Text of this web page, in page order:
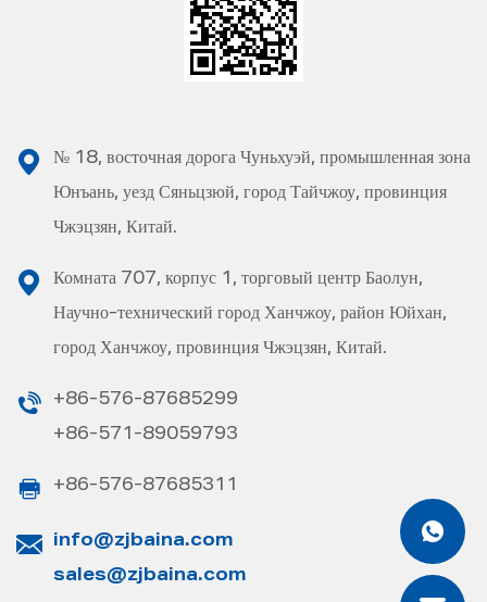
№ 18, восточная дорога Чуньхуэй, промышленная зона
Юнъань, уезд Сяньцзюй, город Тайчжоу, провинция
Чжэцзян, Китай.
Комната 707, корпус 1, торговый центр Баолун,
Научно-технический город Ханчжоу, район Юйхан,
город Ханчжоу, провинция Чжэцзян, Китай.
+86-576-87685299
+86-571-89059793
+86-576-87685311
info@zjbaina.com
sales@zjbaina.com